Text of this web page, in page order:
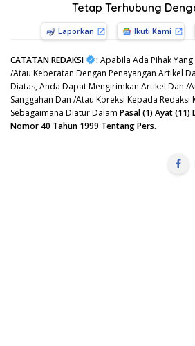
Tetap Terhubung
Laporkan Ikuti Kami
CATATAN REDAKSI : Apabila Ada Pihak
/Atau Keberatan Dengan Penayangan Artikel
Diatas, Anda Dapat Mengirimkan Artikel Dan /
Sanggahan Dan /Atau Koreksi Kepada Redaksi
Sebagaimana Diatur Dalam Pasal (1) Ayat (11)
Nomor 40 Tahun 1999 Tentang Pers.